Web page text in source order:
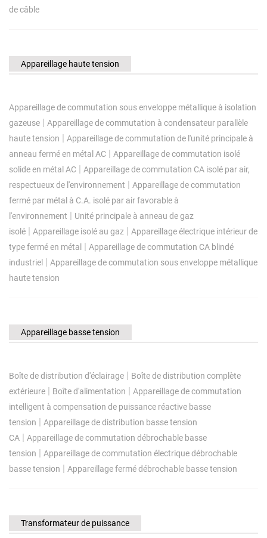
de câble
Appareillage haute tension
Appareillage de commutation sous enveloppe métallique à isolation
gazeuse | Appareillage de commutation à condensateur parallèle
haute tension | Appareillage de commutation de l'unité principale à
anneau fermé en métal AC | Appareillage de commutation isolé
solide en métal AC | Appareillage de commutation CA isolé par air,
respectueux de l'environnement | Appareillage de commutation
fermé par métal à C.A. isolé par air favorable à
l'environnement | Unité principale à anneau de gaz
isolé | Appareillage isolé au gaz | Appareillage électrique intérieur de
type fermé en métal | Appareillage de commutation CA blindé
industriel | Appareillage de commutation sous enveloppe métallique
haute tension
Appareillage basse tension
Boîte de distribution d'éclairage | Boîte de distribution complète
extérieure | Boîte d'alimentation | Appareillage de commutation
intelligent à compensation de puissance réactive basse
tension | Appareillage de distribution basse tension
CA | Appareillage de commutation débrochable basse
tension | Appareillage de commutation électrique débrochable
basse tension | Appareillage fermé débrochable basse tension
Transformateur de puissance